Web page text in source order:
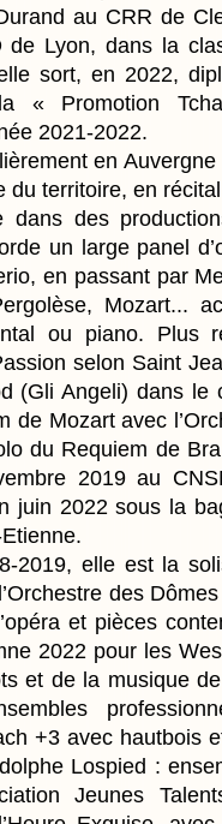
au CRR de
de Lyon, dans la
sort, en 2022,
« Promotion
2021-2022.
en
du territoire, en
dans des
un large panel
en passant par
Mozart...
ou piano. Plus
selon Saint
(Gli Angeli) dans le
de Mozart avec
du Requiem de
2019 au
juin 2022 sous la
2019, elle est la
des
et pièces
2022 pour les
et de la musique
+3 avec
Lospied :
Jeunes